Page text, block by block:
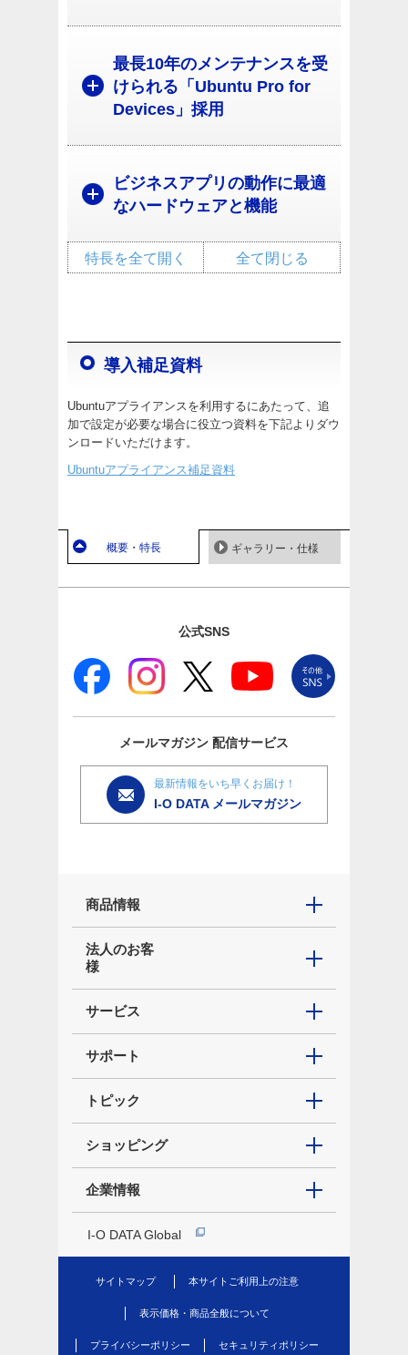
最長10年のメンテナンスを受
けられる「Ubuntu Pro for
Devices」採用
ビジネスアプリの動作に最適
なハードウェアと機能
全て閉じる
特長を全て開く
導入補足資料
Ubuntuアプライアンスを利用するにあたって、追
加で設定が必要な場合に役立つ資料を下記よりダウ
ンロードいただけます。
Ubuntuアプライアンス補足資料
概要・特長 ギャラリー・仕様
公式SNS
メールマガジン 配信サービス
最新情報をいち早くお届け！
I-O DATA メールマガジン
商品情報
法人のお客
様
サービス
サポート
トピック
ショッピング
企業情報
I-O DATA Global
サイトマップ 本サイトご利用上の注意
表示価格・商品全般について
プライバシーポリシー セキュリティポリシー